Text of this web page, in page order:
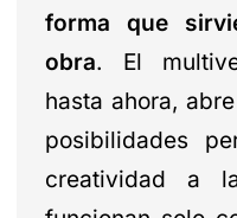
forma que
obra. El
hasta ahora,
posibilidades
creatividad a